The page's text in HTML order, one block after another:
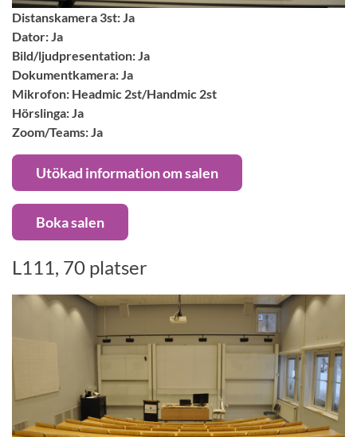
Distanskamera 3st: Ja
Dator: Ja
Bild/ljudpresentation: Ja
Dokumentkamera: Ja
Mikrofon: Headmic 2st/Handmic 2st
Hörslinga: Ja
Zoom/Teams: Ja
Utökad information om salen
Boka salen
L111, 70 platser